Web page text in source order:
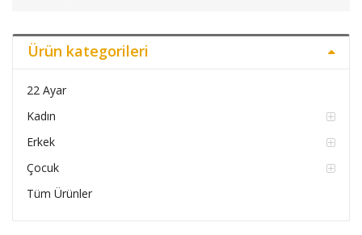
Ürün kategorileri
22 Ayar
Kadın
Erkek
Çocuk
Tüm Ürünler